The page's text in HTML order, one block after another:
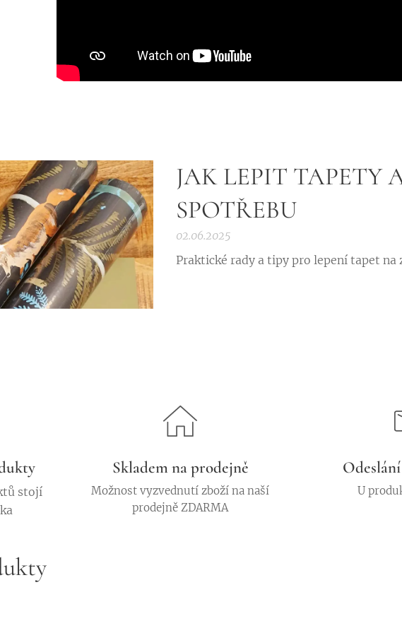
JAK LEPIT TAPETY
SPOTŘEBU
02.06.2025
Praktické rady a tipy pro lepení tapet na
stojí
Skladem na prodejně
Možnost vyzvednutí zboží na naší
prodejně ZDARMA
U